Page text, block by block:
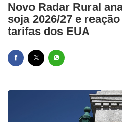
Novo Radar Rural
soja 2026/27 e
tarifas dos EUA